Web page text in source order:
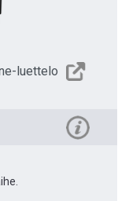
luettelo